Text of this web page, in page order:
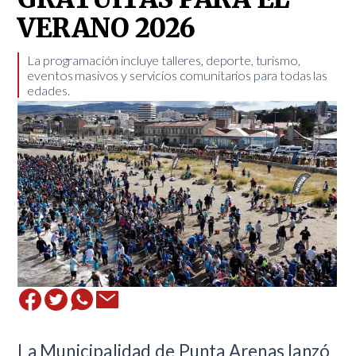
VERANO 2026
​La programación incluye talleres, deporte, turismo,
eventos masivos y servicios comunitarios para todas las
edades.
La Municipalidad de Punta Arenas lanzó